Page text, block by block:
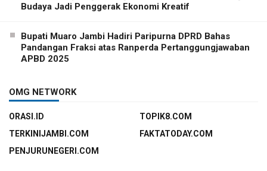
Budaya Jadi Penggerak Ekonomi Kreatif
Bupati Muaro Jambi Hadiri Paripurna DPRD Bahas
Pandangan Fraksi atas Ranperda Pertanggungjawaban
APBD 2025
OMG NETWORK
ORASI.ID
TOPIK8.COM
TERKINIJAMBI.COM
FAKTATODAY.COM
PENJURUNEGERI.COM